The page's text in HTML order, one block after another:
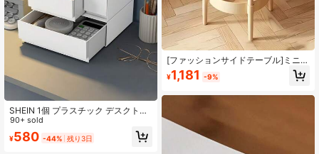
SHEIN 1個 プラスチック デスクトッ
プ収納ボックス、引き出し式デザイ
ンで自由に組み合わせ&積み重ね可
能、化粧品、ジュエリー、その他小
90+ sold
¥580 -44% 残り3日
[ファッションサイドテーブル]ミニマ
リストモダン プラスチック製サイド
テーブル - ファッションモダン ラウ
ーバーデザイン ナイトスタンド - リ
ビング、書斎、寝室の整理に最適
¥1,181 -9%